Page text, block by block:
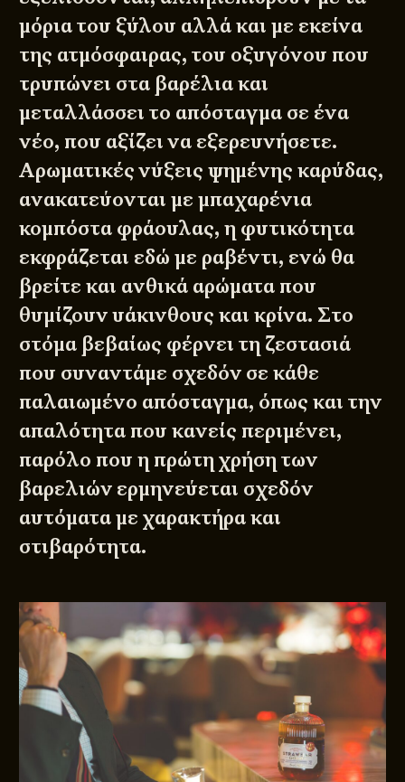
μόρια του ξύλου αλλά και με εκείνα
της ατμόσφαιρας, του οξυγόνου που
τρυπώνει στα βαρέλια και
μεταλλάσσει το απόσταγμα σε ένα
νέο, που αξίζει να εξερευνήσετε.
Αρωματικές νύξεις ψημένης καρύδας,
ανακατεύονται με μπαχαρένια
κομπόστα φράουλας, η φυτικότητα
εκφράζεται εδώ με ραβέντι, ενώ θα
βρείτε και ανθικά αρώματα που
θυμίζουν υάκινθους και κρίνα. Στο
στόμα βεβαίως φέρνει τη ζεστασιά
που συναντάμε σχεδόν σε κάθε
παλαιωμένο απόσταγμα, όπως και την
απαλότητα που κανείς περιμένει,
παρόλο που η πρώτη χρήση των
βαρελιών ερμηνεύεται σχεδόν
αυτόματα με χαρακτήρα και
στιβαρότητα.